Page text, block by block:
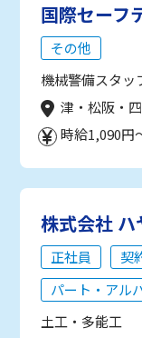
国際セーフ
その他
機械警備スタッ
津・松阪・
時給1,090円
株式会社 ハ
正社員 契
パート・アル
土工・多能工